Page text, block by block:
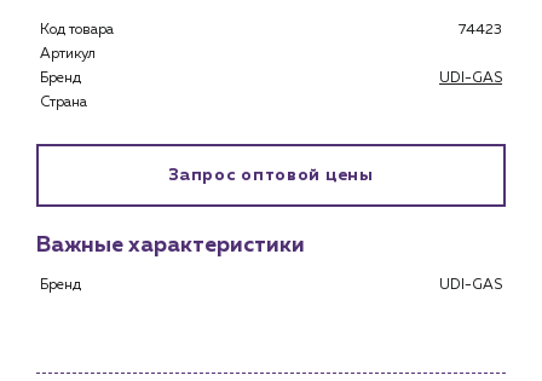
Застройщикам
О компании
Код товара
74423
Артикул
Бренд
UDI-GAS
Страна
Запрос оптовой цены
Важные характеристики
Бренд UDI-GAS